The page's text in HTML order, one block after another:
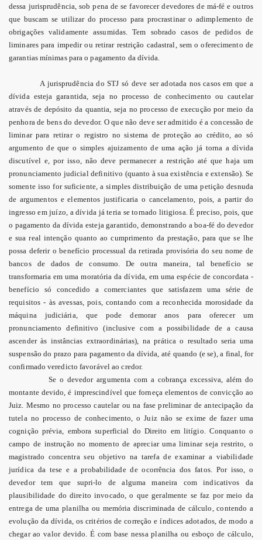
dessa jurisprudência, sob pena de se favorecer devedores de má-fé e outros
que buscam se utilizar do processo para procrastinar o adimplemento de
obrigações validamente assumidas. Tem sobrado casos de pedidos de
liminares para impedir ou retirar restrição cadastral, sem o oferecimento de
garantias mínimas para o pagamento da dívida.
A jurisprudência do STJ só deve ser adotada nos casos em que a
dívida esteja garantida, seja no processo de conhecimento ou cautelar
através de depósito da quantia, seja no processo de execução por meio da
penhora de bens do devedor. O que não deve ser admitido é a concessão de
liminar para retirar o registro no sistema de proteção ao crédito, ao só
argumento de que o simples ajuizamento de uma ação já torna a dívida
discutível e, por isso, não deve permanecer a restrição até que haja um
pronunciamento judicial definitivo (quanto à sua existência e extensão). Se
somente isso for suficiente, a simples distribuição de uma petição desnuda
de argumentos e elementos justificaria o cancelamento, pois, a partir do
ingresso em juízo, a dívida já teria se tornado litigiosa. É preciso, pois, que
o pagamento da dívida esteja garantido, demonstrando a boa-fé do devedor
e sua real intenção quanto ao cumprimento da prestação, para que se lhe
possa deferir o benefício processual da retirada provisória do seu nome de
bancos de dados de consumo. De outra maneira, tal benefício se
transformaria em uma moratória da dívida, em uma espécie de concordata -
benefício só concedido a comerciantes que satisfazem uma série de
requisitos - às avessas, pois, contando com a reconhecida morosidade da
máquina judiciária, que pode demorar anos para oferecer um
pronunciamento definitivo (inclusive com a possibilidade de a causa
ascender às instâncias extraordinárias), na prática o resultado seria uma
suspensão do prazo para pagamento da dívida, até quando (e se), a final, for
confirmado veredicto favorável ao credor.
Se o devedor argumenta com a cobrança excessiva, além do
montante devido, é imprescindível que forneça elementos de convicção ao
Juiz. Mesmo no processo cautelar ou na fase preliminar de antecipação da
tutela no processo de conhecimento, o Juiz não se exime de fazer uma
cognição prévia, embora superficial do Direito em litígio. Conquanto o
campo de instrução no momento de apreciar uma liminar seja restrito, o
magistrado concentra seu objetivo na tarefa de examinar a viabilidade
jurídica da tese e a probabilidade de ocorrência dos fatos. Por isso, o
devedor tem que supri-lo de alguma maneira com indicativos da
plausibilidade do direito invocado, o que geralmente se faz por meio da
entrega de uma planilha ou memória discriminada de cálculo, contendo a
evolução da dívida, os critérios de correção e índices adotados, de modo a
chegar ao valor devido. É com base nessa planilha ou esboço de cálculo,